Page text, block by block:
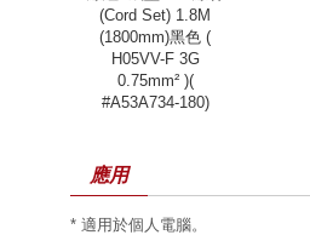
(Cord Set) 1.8M
(1800mm)黑色 (
H05VV-F 3G
0.75mm² )(
#A53A734-180)
應用
* 適用於個人電腦。